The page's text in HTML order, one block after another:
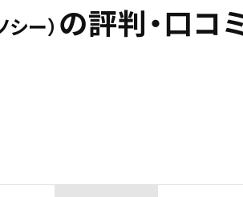
シー） の評判・口コ